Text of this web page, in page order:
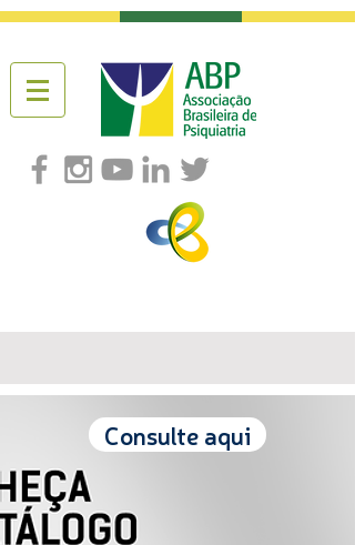
Consulte aqui